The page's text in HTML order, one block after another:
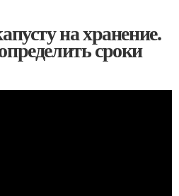
на хранение.
сроки